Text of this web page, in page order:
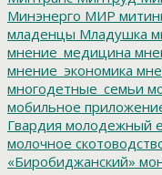
Минэнерго МИР
младенцы Младушка
мнение_медицина
мнение_экономика
многодетные_семьи
мобильное
Гвардия молодежный
молочное
«Биробиджанский»